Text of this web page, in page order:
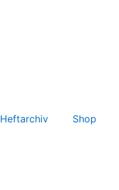
Heftarchiv Shop